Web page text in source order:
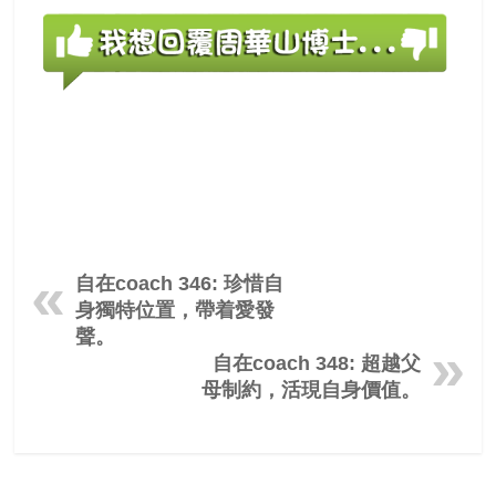
自在coach 346: 珍惜自
身獨特位置，帶着愛發
聲。
自在coach 348: 超越父
母制約，活現自身價值。